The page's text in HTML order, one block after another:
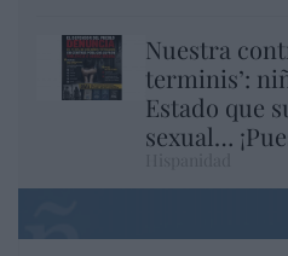
Nuestra
terminis’:
Estado que
sexual…